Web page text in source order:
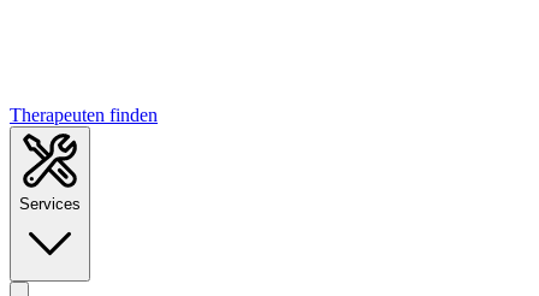
Therapeuten finden
Services